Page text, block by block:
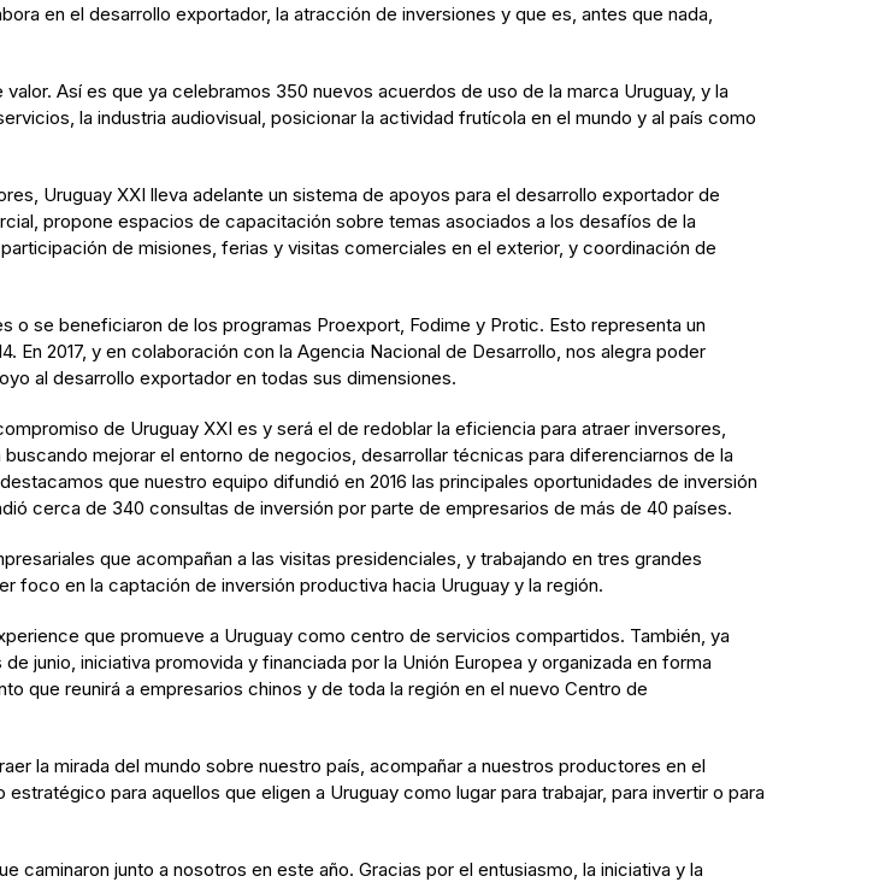
en el desarrollo exportador, la atracción de inversiones y que es, antes que nada,
Así es que ya celebramos 350 nuevos acuerdos de uso de la marca Uruguay, y la
la industria audiovisual, posicionar la actividad frutícola en el mundo y al país como
Uruguay XXI lleva adelante un sistema de apoyos para el desarrollo exportador de
propone espacios de capacitación sobre temas asociados a los desafíos de la
de misiones, ferias y visitas comerciales en el exterior, y coordinación de
se beneficiaron de los programas Proexport, Fodime y Protic. Esto representa un
En 2017, y en colaboración con la Agencia Nacional de Desarrollo, nos alegra poder
al desarrollo exportador en todas sus dimensiones.
de Uruguay XXI es y será el de redoblar la eficiencia para atraer inversores,
mejorar el entorno de negocios, desarrollar técnicas para diferenciarnos de la
que nuestro equipo difundió en 2016 las principales oportunidades de inversión
cerca de 340 consultas de inversión por parte de empresarios de más de 40 países.
que acompañan a las visitas presidenciales, y trabajando en tres grandes
foco en la captación de inversión productiva hacia Uruguay y la región.
que promueve a Uruguay como centro de servicios compartidos. También, ya
junio, iniciativa promovida y financiada por la Unión Europea y organizada en forma
que reunirá a empresarios chinos y de toda la región en el nuevo Centro de
la mirada del mundo sobre nuestro país, acompañar a nuestros productores en el
para aquellos que eligen a Uruguay como lugar para trabajar, para invertir o para
caminaron junto a nosotros en este año. Gracias por el entusiasmo, la iniciativa y la